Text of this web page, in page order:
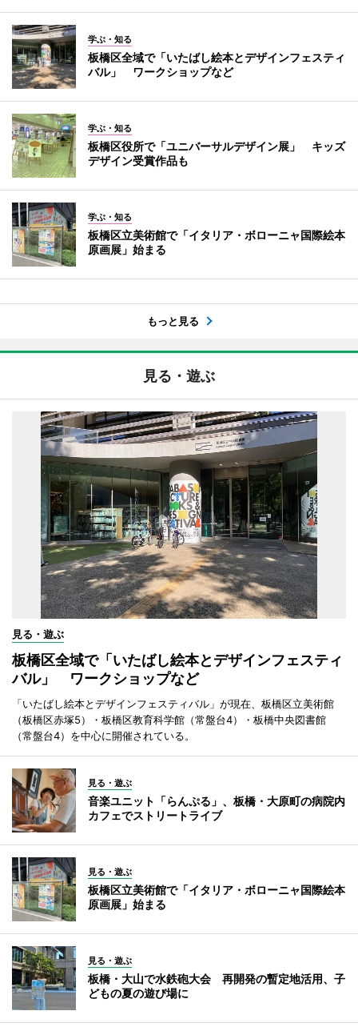
学ぶ・知る
板橋区全域で「いたばし絵本とデザインフェスティ
バル」 ワークショップなど
学ぶ・知る
板橋区役所で「ユニバーサルデザイン展」 キッズ
デザイン受賞作品も
学ぶ・知る
板橋区立美術館で「イタリア・ボローニャ国際絵本
原画展」始まる
もっと見る
見る・遊ぶ
見る・遊ぶ
板橋区全域で「いたばし絵本とデザインフェスティ
バル」 ワークショップなど
「いたばし絵本とデザインフェスティバル」が現在、板橋区立美術館
（板橋区赤塚5）・板橋区教育科学館（常盤台4）・板橋中央図書館
（常盤台4）を中心に開催されている。
見る・遊ぶ
音楽ユニット「らんぷる」、板橋・大原町の病院内
カフェでストリートライブ
見る・遊ぶ
板橋区立美術館で「イタリア・ボローニャ国際絵本
原画展」始まる
見る・遊ぶ
板橋・大山で水鉄砲大会 再開発の暫定地活用、子
どもの夏の遊び場に